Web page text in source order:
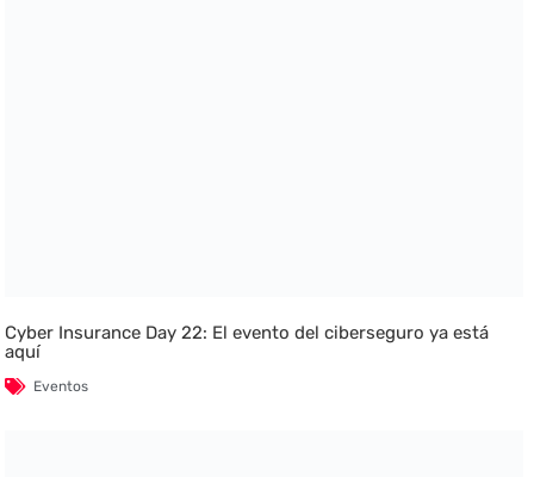
Cyber Insurance Day 22: El evento del ciberseguro ya está
aquí
Eventos